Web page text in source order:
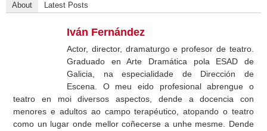
About Latest Posts
Iván Fernández
Actor, director, dramaturgo e profesor de teatro.
Graduado en Arte Dramática pola ESAD de
Galicia, na especialidade de Dirección de
Escena. O meu eido profesional abrengue o
teatro en moi diversos aspectos, dende a docencia con
menores e adultos ao campo terapéutico, atopando o teatro
como un lugar onde mellor coñecerse a unhe mesme. Dende